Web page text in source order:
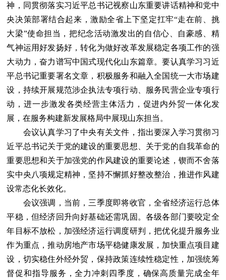
神，同贯彻落实习近平总书记视察山东重要讲话精神和党中
央决策部署结合起来，激励全省上下坚定扛牢“走在前、挑
大梁”使命担当，把纪念活动激发出的自信心、自豪感、精
气神运用好发扬好，转化为做好改革发展稳定各项工作的强
大动力，奋力谱写中国式现代化山东篇章。要认真学习习近
平总书记重要署名文章，积极服务和融入全国统一大市场建
设，持续开展规范涉企执法专项行动、服务民营企业专项行
动，进一步激发各类经营主体活力，促进内外贸一体化发
展，在服务构建新发展格局中展现山东担当。
会议认真学习了中央有关文件，指出要深入学习贯彻习
近平总书记关于党的建设的重要思想、关于党的自我革命的
重要思想和关于加强党的作风建设的重要论述，锲而不舍落
实中央八项规定精神，坚持不懈抓好整改整治，推进作风建
设常态化长效化。
会议强调，当前，三季度即将收官，全省经济运行总体
平稳，但经济回升向好基础还需巩固。各级各部门要咬定全
年目标不放松，加强经济运行调度研判，把优化提升服务业
作为重点，推动房地产市场平稳健康发展，加快重点项目建
设，切实稳住外经外贸，保持政策连续性稳定性，加强统筹
督促和指导服务，全力冲刺四季度，确保高质量完成全年